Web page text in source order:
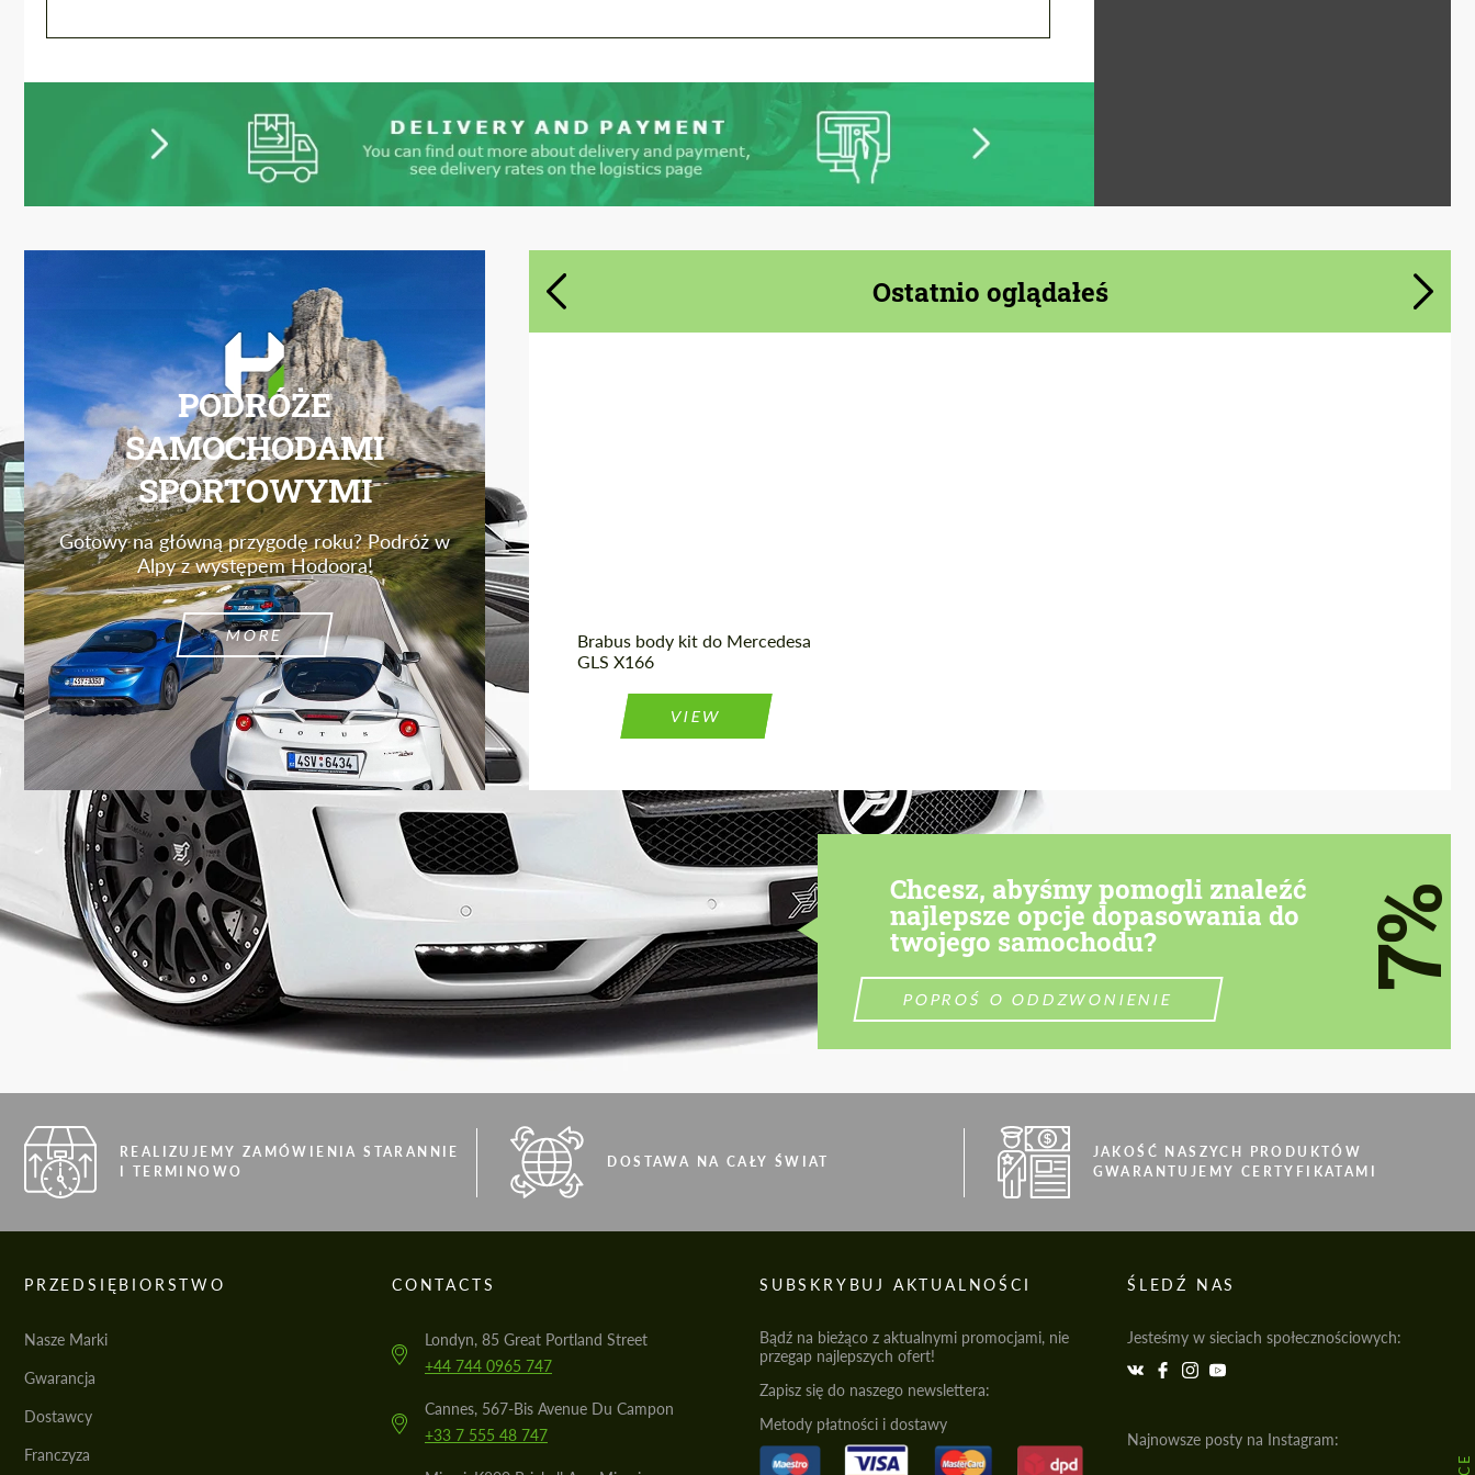
PODRÓŻE
SAMOCHODAMI
SPORTOWYMI
Gotowy na główną przygodę roku? Podróż w
Alpy z występem Hodoora!
MORE
Ostatnio oglądałeś
Brabus body kit do Mercedesa
GLS X166
VIEW
Chcesz, abyśmy pomogli znaleźć
najlepsze opcje dopasowania do
twojego samochodu?
POPROŚ O ODDZWONIENIE
7%
REALIZUJEMY ZAMÓWIENIA STARANNIE
I TERMINOWO
DOSTAWA NA CAŁY ŚWIAT
JAKOŚĆ NASZYCH PRODUKTÓW
GWARANTUJEMY CERTYFIKATAMI
PRZEDSIĘBIORSTWO
Nasze Marki
Gwarancja
Dostawcy
Franczyza
CONTACTS
Londyn, 85 Great Portland Street
+44 744 0965 747
Cannes, 567-Bis Avenue Du Campon
+33 7 555 48 747
SUBSKRYBUJ AKTUALNOŚCI
Bądź na bieżąco z aktualnymi promocjami, nie
przegap najlepszych ofert!
Zapisz się do naszego newslettera:
Metody płatności i dostawy
ŚLEDŹ NAS
Jesteśmy w sieciach społecznościowych:
Najnowsze posty na Instagram: